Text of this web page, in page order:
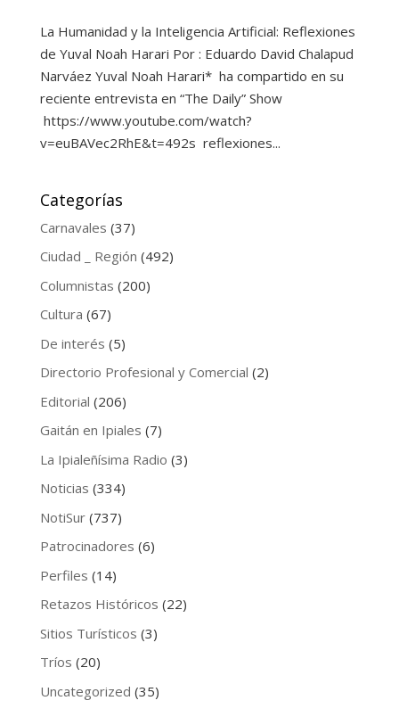
La Humanidad y la Inteligencia Artificial: Reflexiones
de Yuval Noah Harari Por : Eduardo David Chalapud
Narváez Yuval Noah Harari* ha compartido en su
reciente entrevista en “The Daily” Show
https://www.youtube.com/watch?
v=euBAVec2RhE&t=492s reflexiones...
Categorías
Carnavales (37)
Ciudad _ Región (492)
Columnistas (200)
Cultura (67)
De interés (5)
Directorio Profesional y Comercial (2)
Editorial (206)
Gaitán en Ipiales (7)
La Ipialeñísima Radio (3)
Noticias (334)
NotiSur(737)
Patrocinadores (6)
Perfiles (14)
Retazos Históricos (22)
Sitios Turísticos (3)
Tríos (20)
Uncategorized (35)